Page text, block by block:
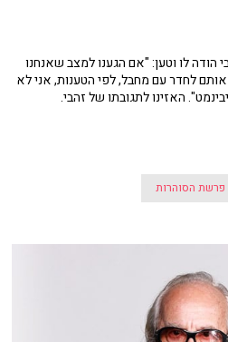
לו וטען: "אם הגענו למצב שאנחנו
אותם לחדר עם מחבל, לפי הטענות, אני לא
האזינו לתגובתו של זהבי.
פרשת הסוהרות